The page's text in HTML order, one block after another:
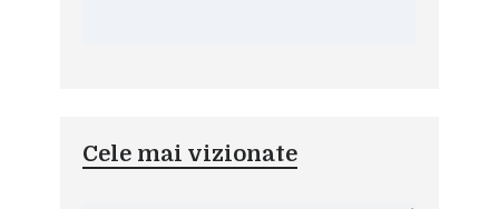
Cele mai vizionate